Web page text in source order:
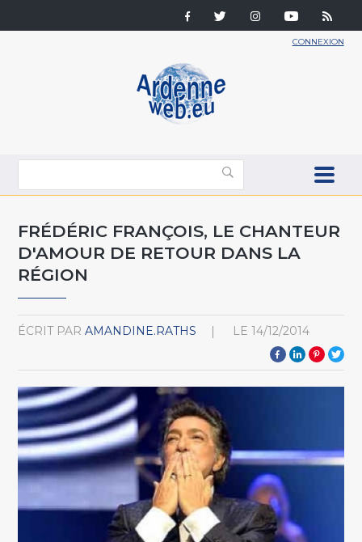
CONNEXION
FRÉDÉRIC FRANÇOIS, LE CHANTEUR
D'AMOUR DE RETOUR DANS LA
RÉGION
ÉCRIT PAR AMANDINE.RATHS LE 14/12/2014